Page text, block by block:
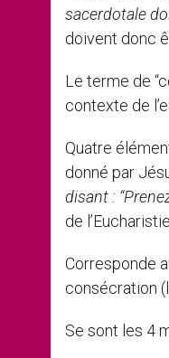
sacerdotale
doivent donc
Le terme de
contexte de
Quatre
donné par
disant :
de
Corresponde
consécration
Se sont les 4